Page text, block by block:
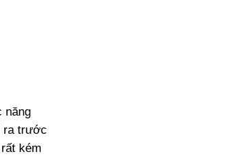
năng
ra trước
kém